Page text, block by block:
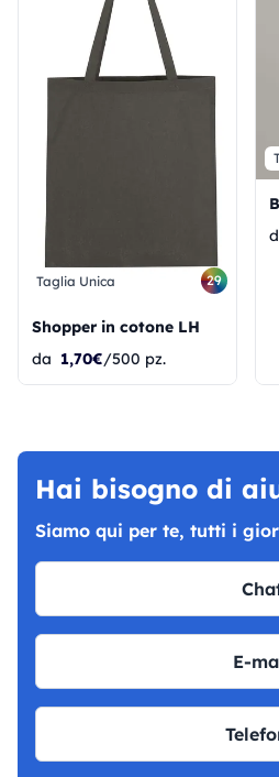
Taglia Unica 29
Shopper in cotone LH
da 1,70€/500 pz.
Hai bisogno di
Siamo qui per te, tutti i
E-